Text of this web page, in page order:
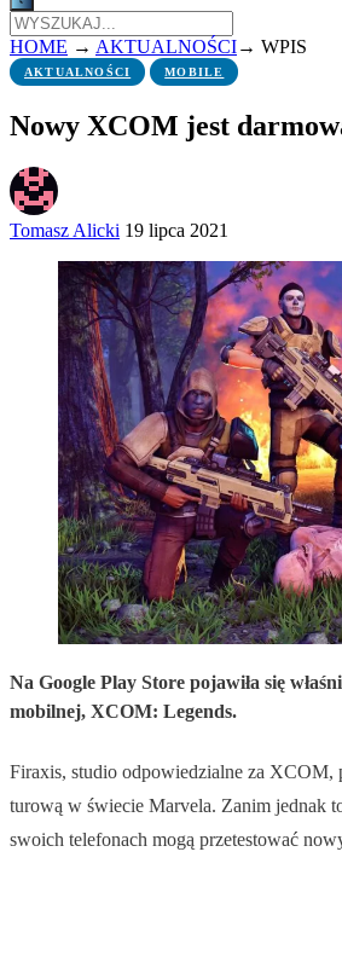
HOME → AKTUALNOŚCI→ WPIS
AKTUALNOŚCI MOBILE
Nowy XCOM jest
Tomasz Alicki 19 lipca 2021
Na Google Play Store pojawiła się
mobilnej, XCOM: Legends.
Firaxis, studio odpowiedzialne za XCOM,
turową w świecie Marvela. Zanim jednak
swoich telefonach mogą przetestować